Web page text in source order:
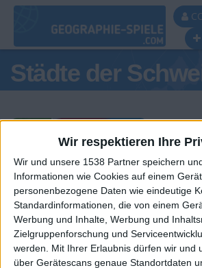
Wir respektieren Ihre
Wir und unsere 1538 Partner speichern
Informationen wie Cookies auf einem
personenbezogene Daten wie eindeutige
Standardinformationen, die von einem
Werbung und Inhalte, Werbung und
Zielgruppenforschung und
werden. Mit Ihrer Erlaubnis dürfen wir und
über Gerätescans genaue Standortdaten
Städte der
Tagespodest
#1